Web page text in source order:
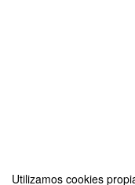
Utilizamos cookies